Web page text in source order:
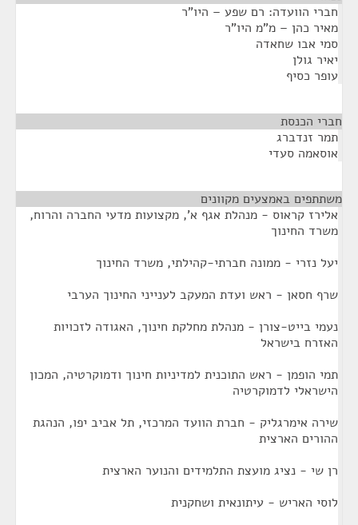
חברי הוועדה: רם שפע – היו"ר
מאיר כהן – מ"מ היו"ר
סמי אבו שחאדה
יאיר גולן
עופר כסיף
חברי הכנסת
תמר זנדברג
אוסאמה סעדי
משתתפים באמצעים מקוונים
אלירז קראוס - מנהלת אגף א', מקצועות מדעי החברה והרוח,
משרד החינוך
יעל נזרי - ממונה חברתי-קהילתי, משרד החינוך
שרף חסאן - ראש ועדת המעקב לענייני החינוך הערבי
נעמי בייט-צורן - מנהלת מחלקת חינוך, האגודה לזכויות
האזרח בישראל
תמי הופמן - ראש התוכנית למדיניות חינוך ודמוקרטיה, המכון
הישראלי לדמוקרטיה
שירה אימרגליק - חברת הוועד המרכזי, תל אביב יפו, הנהגת
ההורים הארצית
רן שי - נציג מועצת התלמידים והנוער הארצית
לוסי האריש - עיתונאית ושחקנית